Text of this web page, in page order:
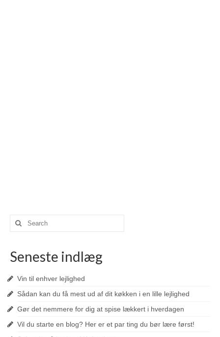
Search
for:
Seneste indlæg
Vin til enhver lejlighed
Sådan kan du få mest ud af dit køkken i en lille lejlighed
Gør det nemmere for dig at spise lækkert i hverdagen
Vil du starte en blog? Her er et par ting du bør lære først!